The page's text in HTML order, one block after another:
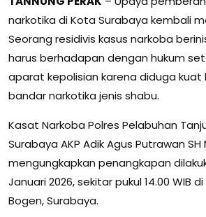
narkotika di Kota Surabaya kembali
Seorang residivis kasus narkoba
harus berhadapan dengan hukum
aparat kepolisian karena diduga
bandar narkotika jenis shabu.
Kasat Narkoba Polres Pelabuhan
Surabaya AKP Adik Agus Putrawan SH
mengungkapkan penangkapan
Januari 2026, sekitar pukul 14.00 WIB
Bogen, Surabaya.